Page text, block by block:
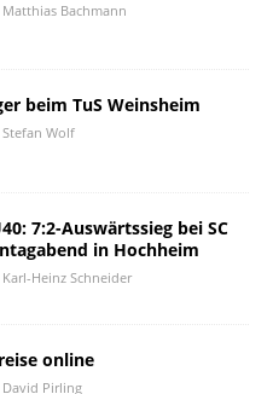
Matthias Bachmann
beim TuS Weinsheim
Stefan Wolf
7:2-Auswärtssieg bei SC
in Hochheim
Karl-Heinz Schneider
online
David Pirling